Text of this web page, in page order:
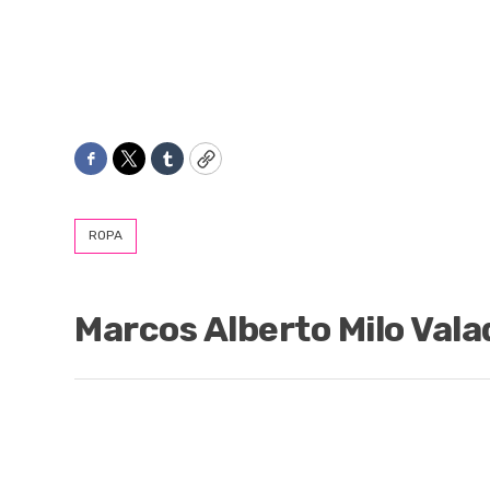
Facebook
TwitterTumblrCopy
ROPA
Marcos Alberto Milo